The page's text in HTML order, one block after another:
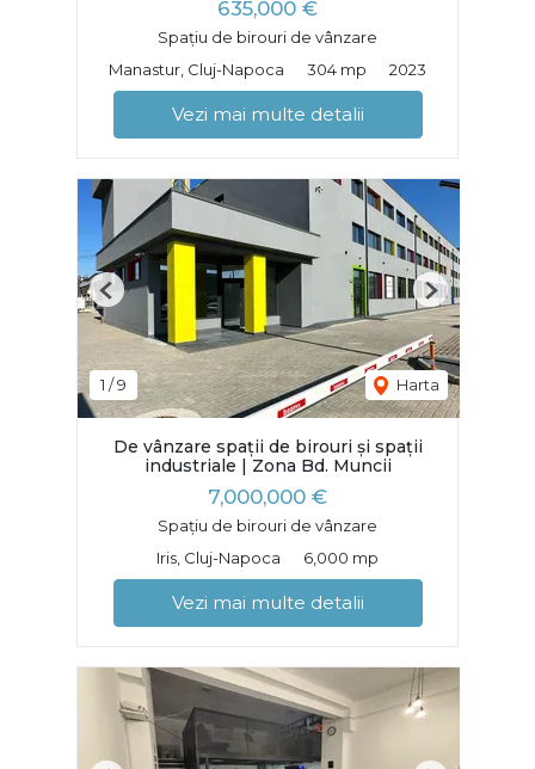
635,000 €
Spațiu de birouri de vânzare
Manastur, Cluj-Napoca
304 mp 2023
Vezi mai multe detalii
1 /9 Harta
Previous Next
De vânzare spații de birouri și spații
industriale | Zona Bd. Muncii
7,000,000 €
Spațiu de birouri de vânzare
Iris, Cluj-Napoca
6,000 mp
Vezi mai multe detalii